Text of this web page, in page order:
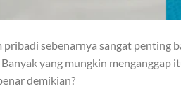
pribadi sebenarnya sangat penting
yang mungkin
demikian?